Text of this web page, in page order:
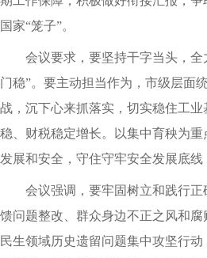
国家“笼子”。
会议要求，要坚持干字当头，全
门稳”。要主动担当作为，市级层面
战，沉下心来抓落实，切实稳住工业
稳、财税稳定增长。以集中育秧为
发展和安全，守住守牢安全发展底线
会议强调，要牢固树立和践行
馈问题整改、群众身边不正之风和
民生领域历史遗留问题集中攻坚行